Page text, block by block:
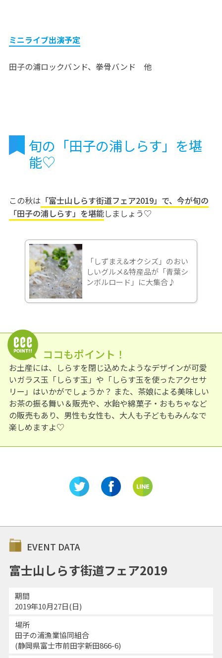
ミニライブ出演予定
田子の浦ロックバンド、拳骨バンド 他
旬の「田子の浦しらす」を堪
能♡
この秋は 「富士山しらす街道フェア2019」で、今が旬の
「田子の浦しらす」を堪能しましょう♡
「しずまえ&オクシズ」のおい
しいグルメ&特産品が「青葉シ
ンボルロード」に大集合♪
ココもポイント！
お土産には、しらすを閉じ込めたようなデザインが可愛
いガラス玉「しらす玉」や「しらす玉を使ったアクセサ
リー」はいかがでしょうか？ また、茶娘による美味しい
お茶の振る舞い＆販売や、水飴や綿菓子・おもちゃなど
の販売もあり、男性も女性も、大人も子どももみんなで
楽しめますよ♡
EVENT DATA
富士山しらす街道フェア2019
期間
2019年10月27日(日)
場所
田子の浦漁業協同組合
(静岡県富士市前田字新田866-6)